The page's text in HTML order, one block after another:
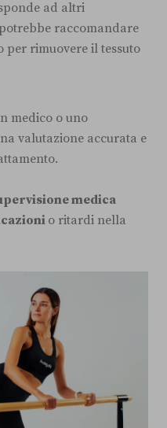
ad altri
raccomandare
rimuovere il tessuto
medico o uno
valutazione accurata e
medica
o ritardi nella